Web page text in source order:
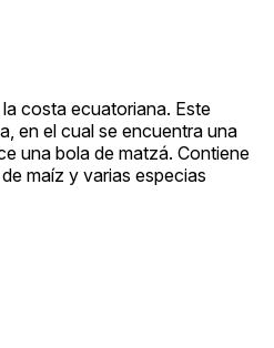
costa ecuatoriana. Este
en el cual se encuentra una
una bola de matzá. Contiene
maíz y varias especias